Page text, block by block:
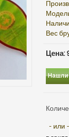
Вес
Цена:
Нашли
- или -